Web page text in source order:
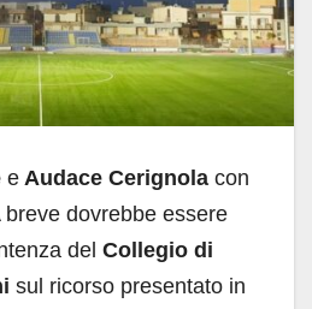
e Audace Cerignola con
dovrebbe essere
del Collegio di
sul ricorso presentato in